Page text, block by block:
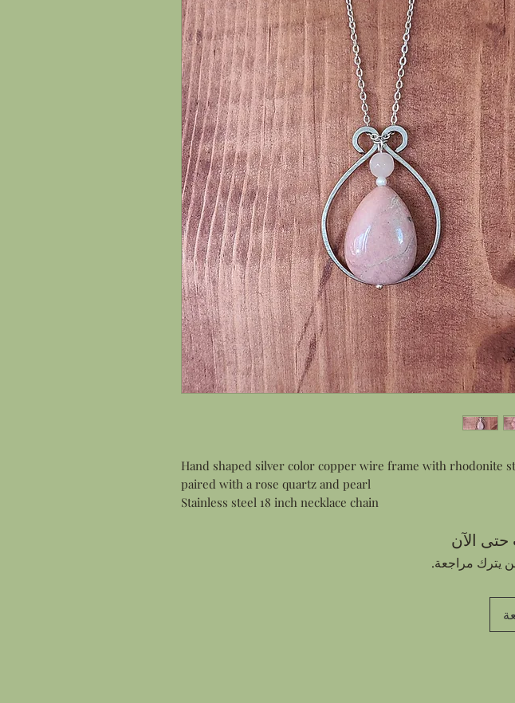
Hand shaped silver color copper wire frame with rhodonite
paired with a rose quartz and pearl
Stainless steel 18 inch necklace chain
حتى الآن
يترك مراجعة.